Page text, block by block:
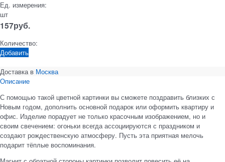
Ед. измерения:
шт
157руб.
Количество:
Добавить
Доставка в Москва
Описание
С помощью такой цветной картинки вы сможете поздравить близких с
Новым годом, дополнить основной подарок или оформить квартиру и
офис. Изделие порадует не только красочным изображением, но и
своим свечением: огоньки всегда ассоциируются с праздником и
создают рождественскую атмосферу. Пусть эта приятная мелочь
подарит тёплые воспоминания.